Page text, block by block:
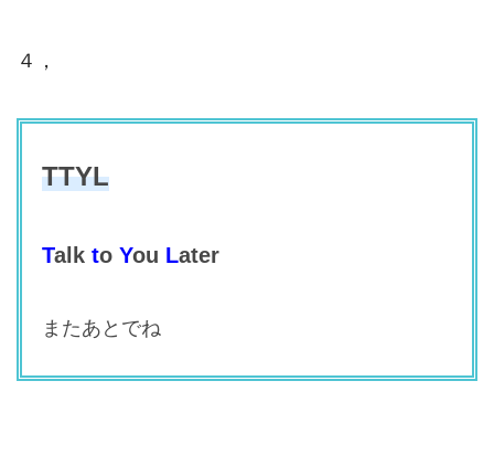
４，
TTYL
Talk to You Later
またあとでね